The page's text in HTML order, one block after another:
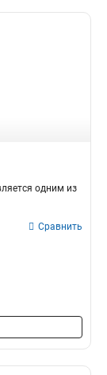
одним из
Сравнить